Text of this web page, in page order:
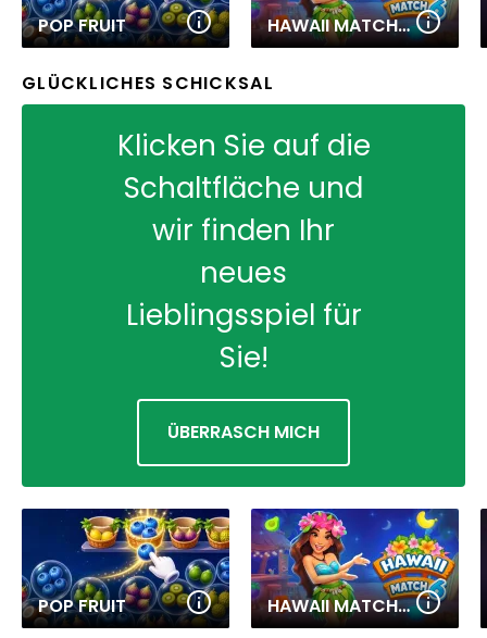
POP FRUIT HAWAII MATCH 6
GLÜCKLICHES SCHICKSAL
Klicken Sie auf die
Schaltfläche und
wir finden Ihr
neues
Lieblingsspiel für
Sie!
ÜBERRASCH MICH
POP FRUIT HAWAII MATCH 6